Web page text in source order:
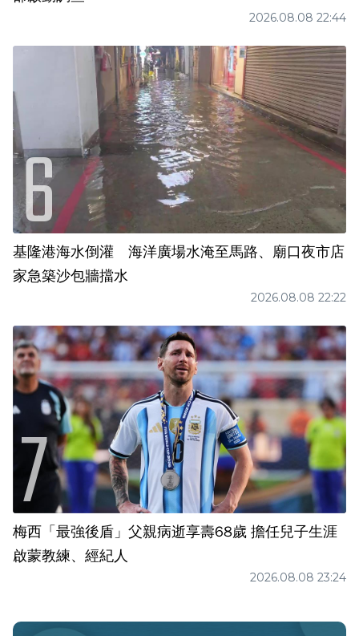
2026.08.08 22:44
基隆港海水倒灌 海洋廣場水淹至馬路、廟口夜市店
家急築沙包牆擋水
2026.08.08 22:22
梅西「最強後盾」父親病逝享壽68歲 擔任兒子生涯
啟蒙教練、經紀人
2026.08.08 23:24